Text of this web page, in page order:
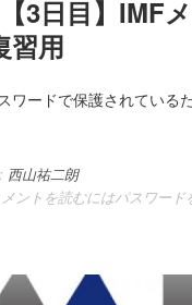
3日目】IMF
習用
ワードで保護されている
西山祐二朗
ントを読むにはパスワード